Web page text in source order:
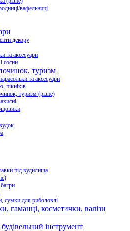
вафельниці
декору
та аксесуари
сосни
туризм
та аксесуари
пікніків
туризм (різне)
під вудилища
сумки для риболовлі
гаманці, косметички, валізи
інструмент